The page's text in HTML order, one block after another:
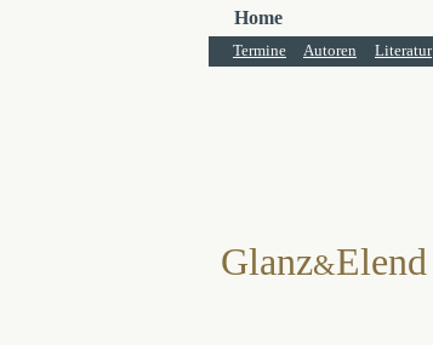
Home
Termine Autoren Literatur
Glanz&Elend